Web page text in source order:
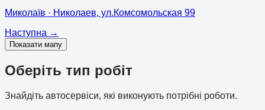
Миколаїв · Николаев, ул.Комсомольская 99
Наступна →
Показати мапу
Оберіть тип робіт
Знайдіть автосервіси, які виконують потрібні роботи.